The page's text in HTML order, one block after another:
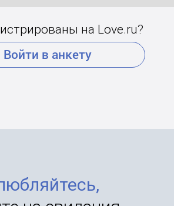
на Love.ru?
Войти в анкету